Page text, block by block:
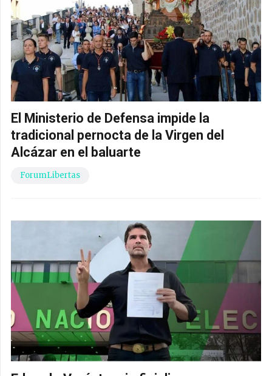
El Ministerio de Defensa impide la
tradicional pernocta de la Virgen del
Alcázar en el baluarte
ForumLibertas